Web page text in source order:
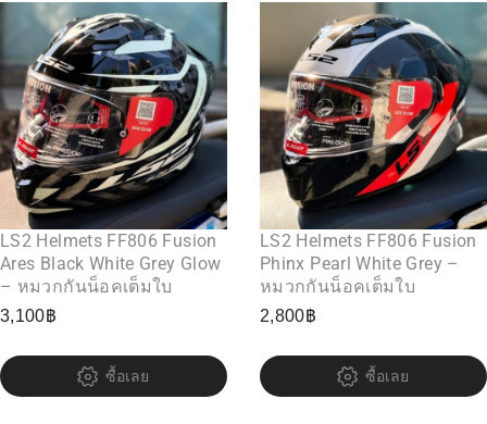
LS2 Helmets FF806 Fusion
Ares Black White Grey Glow
– หมวกกันน็อคเต็มใบ
3,100฿
ซื้อเลย
LS2 Helmets FF806 Fusion
Phinx Pearl White Grey –
หมวกกันน็อคเต็มใบ
2,800฿
ซื้อเลย